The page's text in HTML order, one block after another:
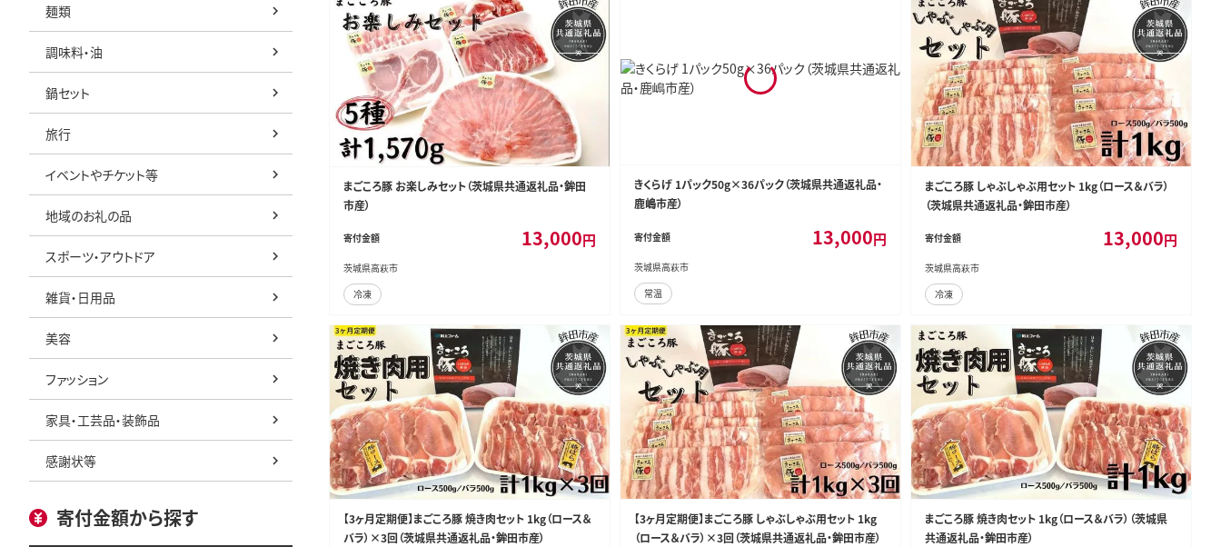
麺類
調味料・油
鍋セット
旅行
イベントやチケット等
地域のお礼の品
スポーツ・アウトドア
雑貨・日用品
美容
ファッション
家具・工芸品・装飾品
感謝状等
寄付金額から探す
まごころ豚 お楽しみセット（茨城県共通返礼品・鉾田
市産）
寄付金額 13,000円
茨城県高萩市
冷凍
きくらげ 1パック50g×36パック（茨城県共通返礼品・
鹿嶋市産）
寄付金額 13,000円
茨城県高萩市
常温
まごころ豚 しゃぶしゃぶ用セット 1kg（ロース＆バラ）
（茨城県共通返礼品・鉾田市産）
寄付金額 13,000円
茨城県高萩市
冷凍
【3ヶ月定期便】まごころ豚 焼き肉セット 1kg（ロース＆
バラ）×3回（茨城県共通返礼品・鉾田市産）
【3ヶ月定期便】まごころ豚 しゃぶしゃぶ用セット 1kg
（ロース＆バラ）×3回（茨城県共通返礼品・鉾田市産）
まごころ豚 焼き肉セット 1kg（ロース＆バラ）（茨城県
共通返礼品・鉾田市産）